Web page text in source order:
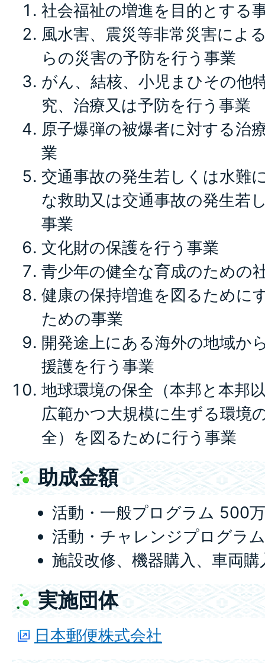
社会福祉の増進を目的とする
風水害、震災等非常災害によ
らの災害の予防を行う事業
がん、結核、小児まひその他
究、治療又は予防を行う事業
原子爆弾の被爆者に対する治
業
交通事故の発生若しくは水難
な救助又は交通事故の発生若
事業
文化財の保護を行う事業
青少年の健全な育成のための
健康の保持増進を図るために
ための事業
開発途上にある海外の地域か
援護を行う事業
地球環境の保全（本邦と本邦
広範かつ大規模に生ずる環境
全）を図るために行う事業
助成金額
活動・一般プログラム 500
活動・チャレンジプログラ
施設改修、機器購入、車両
実施団体
日本郵便株式会社